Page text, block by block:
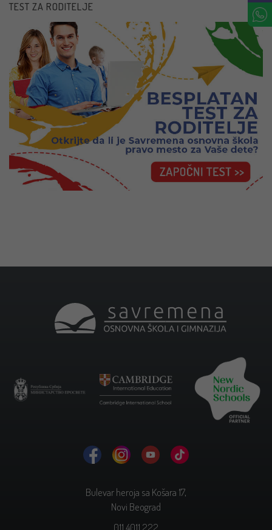
TEST ZA RODITELJE
Bulevar heroja sa Košara 17,
Novi Beograd